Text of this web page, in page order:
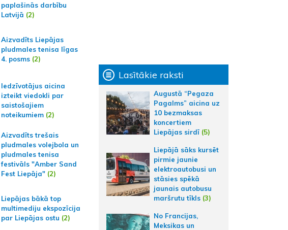
paplašinās darbību
Latvijā (2)
Aizvadīts Liepājas
pludmales tenisa līgas
4. posms(2)
Iedzīvotājus aicina
izteikt viedokli par
saistošajiem
noteikumiem (2)
Aizvadīts trešais
pludmales volejbola un
pludmales tenisa
festivāls "Amber Sand
Fest Liepāja"(2)
Liepājas bākā top
multimediju ekspozīcija
par Liepājas ostu (2)
Lasītākie raksti
Augustā “Pegaza
Pagalms” aicina uz
10 bezmaksas
koncertiem
Liepājas sirdī (5)
Liepājā sāks kursēt
pirmie jaunie
elektroautobusi un
stāsies spēkā
jaunais autobusu
maršrutu tīkls (3)
No Francijas,
Meksikas un